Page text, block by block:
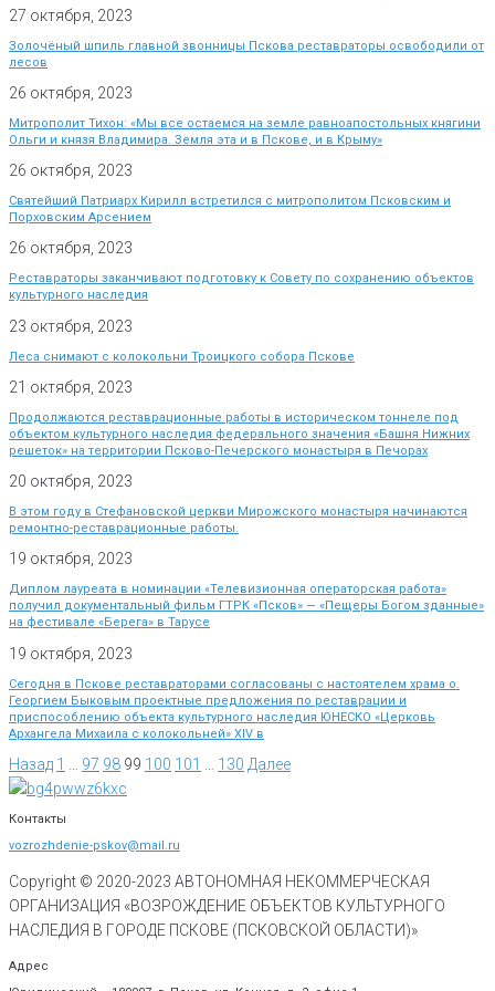
27 октября, 2023
Золочёный шпиль главной звонницы Пскова реставраторы освободили от
лесов
26 октября, 2023
Митрополит Тихон: «Мы все остаемся на земле равноапостольных княгини
Ольги и князя Владимира. Земля эта и в Пскове, и в Крыму»
26 октября, 2023
Святейший Патриарх Кирилл встретился с митрополитом Псковским и
Порховским Арсением
26 октября, 2023
Реставраторы заканчивают подготовку к Совету по сохранению объектов
культурного наследия
23 октября, 2023
Леса снимают с колокольни Троицкого собора Пскове
21 октября, 2023
Продолжаются реставрационные работы в историческом тоннеле под
объектом культурного наследия федерального значения «Башня Нижних
решеток» на территории Псково-Печерского монастыря в Печорах
20 октября, 2023
В этом году в Стефановской церкви Мирожского монастыря начинаются
ремонтно-реставрационные работы.
19 октября, 2023
Диплом лауреата в номинации «Телевизионная операторская работа»
получил документальный фильм ГТРК «Псков» — «Пещеры Богом зданные»
на фестивале «Берега» в Тарусе
19 октября, 2023
Сегодня в Пскове реставраторами согласованы с настоятелем храма о.
Георгием Быковым проектные предложения по реставрации и
приспособлению объекта культурного наследия ЮНЕСКО «Церковь
Архангела Михаила с колокольней» XIV в
Назад 1 97 98 99 100 101 130 Далее
Контакты
vozrozhdenie-pskov@mail.ru
Copyright © 2020-2023 АВТОНОМНАЯ НЕКОММЕРЧЕСКАЯ
ОРГАНИЗАЦИЯ «ВОЗРОЖДЕНИЕ ОБЪЕКТОВ КУЛЬТУРНОГО
НАСЛЕДИЯ В ГОРОДЕ ПСКОВЕ (ПСКОВСКОЙ ОБЛАСТИ)»
Адрес